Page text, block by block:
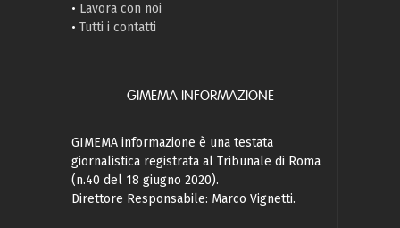
• Lavora con noi
• Tutti i contatti
GIMEMA INFORMAZIONE
GIMEMA informazione è una testata
giornalistica registrata al Tribunale di Roma
(n.40 del 18 giugno 2020).
Direttore Responsabile: Marco Vignetti.